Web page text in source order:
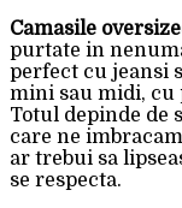
Camasile
purtate in
perfect cu jeansi
mini sau midi, cu
Totul depinde de
care ne
ar trebui sa
se respecta.